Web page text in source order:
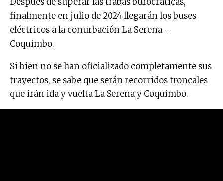
finalmente en julio de 2024 llegarán los buses
eléctricos a la conurbación La Serena –
Coquimbo.
Si bien no se han oficializado completamente sus
trayectos, se sabe que serán recorridos troncales
que irán ida y vuelta La Serena y Coquimbo.